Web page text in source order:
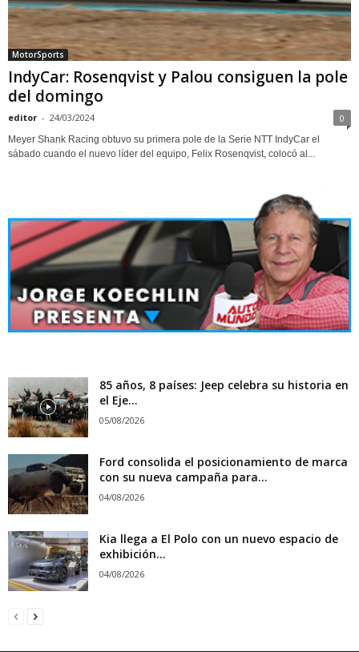
MotorSports
IndyCar: Rosenqvist y Palou consiguen la pole
del domingo
editor - 24/03/2024 0
Meyer Shank Racing obtuvo su primera pole de la Serie NTT IndyCar el
sábado cuando el nuevo líder del equipo, Felix Rosenqvist, colocó al...
85 años, 8 países: Jeep celebra su historia en
el Eje...
05/08/2026
Ford consolida el posicionamiento de marca
con su nueva campaña para...
04/08/2026
Kia llega a El Polo con un nuevo espacio de
exhibición...
04/08/2026